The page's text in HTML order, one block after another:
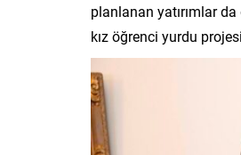
planlanan yatırımlar
kız öğrenci yurdu